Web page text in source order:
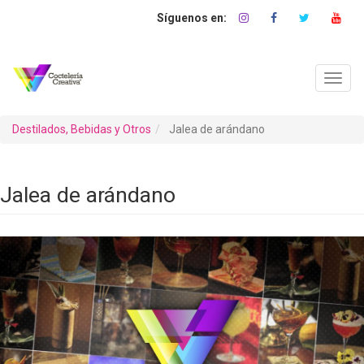
Destilados, Bebidas y Otros Jalea de arándano
Jalea de arándano